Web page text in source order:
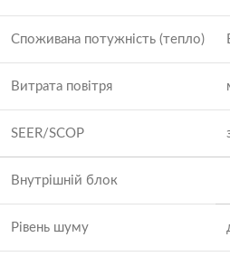
Споживана потужність (тепло)
Витрата повітря
SEER/SCOP
Внутрішній блок
Рівень шуму